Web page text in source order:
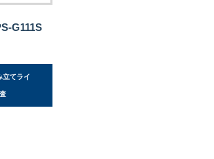
G111S
立てライ